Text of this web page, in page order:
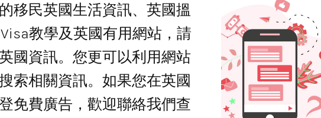
移民英國生活資訊、英國搵
教學及英國有用網站，請
國資訊。您更可以利用網站
索相關資訊。如果您在英國
免費廣告，歡迎聯絡我們查